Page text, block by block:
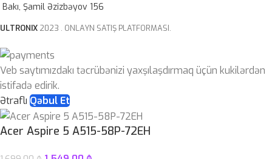
Bakı, Şamil Əzizbəyov 156
ULTRONIX 2023 . ONLAYN SATIŞ PLATFORMASI.
Veb saytımızdakı təcrübənizi yaxşılaşdırmaq üçün kukilərdən
istifadə edirik.
Ətraflı Qəbul Et
Acer Aspire 5 A515-58P-72EH